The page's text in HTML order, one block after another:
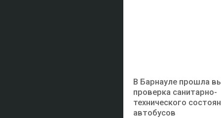
В Барнауле прошла
проверка санитарно-
технического
автобусов